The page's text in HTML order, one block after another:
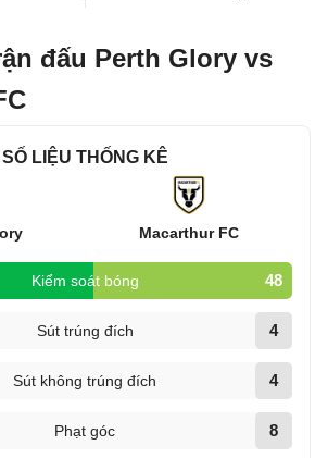
đấu Perth Glory vs
SỐ LIỆU THỐNG KÊ
Macarthur FC
Kiểm soát bóng 48
Sút trúng đích 4
Sút không trúng đích 4
Phạt góc 8